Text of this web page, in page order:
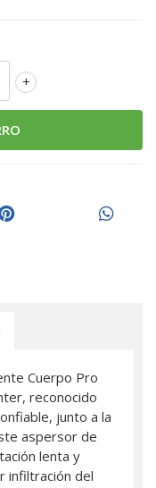
+
Cuerpo Pro
reconocido
junto a la
aspersor de
lenta y
infiltración del